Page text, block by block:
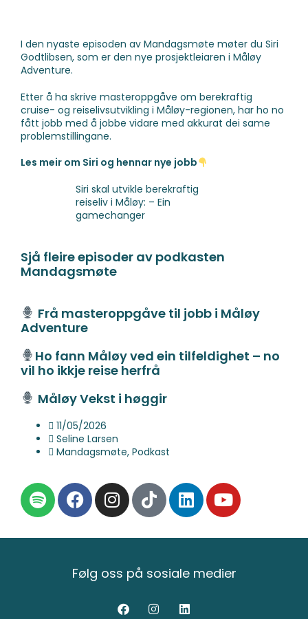
I den nyaste episoden av Mandagsmøte møter du Siri
Godtlibsen, som er den nye prosjektleiaren i Måløy
Adventure.
Etter å ha skrive masteroppgåve om berekraftig
cruise- og reiselivsutvikling i Måløy-regionen, har ho no
fått jobb med å jobbe vidare med akkurat dei same
problemstillingane.
Les meir om Siri og hennar nye jobb
Siri skal utvikle berekraftig
reiseliv i Måløy: – Ein
gamechanger
Sjå fleire episoder av podkasten
Mandagsmøte
Frå masteroppgåve til jobb i Måløy
Adventure
Ho fann Måløy ved ein tilfeldighet – no
vil ho ikkje reise herfrå
Måløy Vekst i høggir
11/05/2026
Seline Larsen
Mandagsmøte, Podkast
Følg oss på sosiale medier